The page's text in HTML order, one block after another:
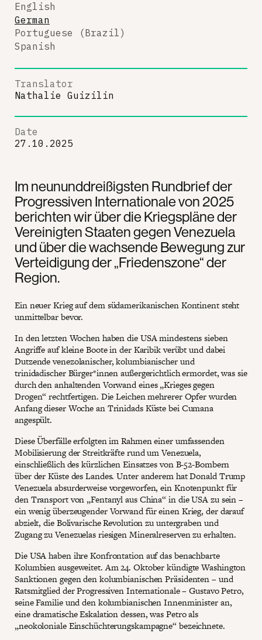
Im neununddreißigsten Rundbrief der
Progressiven Internationale von 2025
berichten wir über die Kriegspläne der
Vereinigten Staaten gegen Venezuela
und über die wachsende Bewegung zur
Verteidigung der „Friedenszone“ der
Region.
Ein neuer Krieg auf dem südamerikanischen Kontinent steht
unmittelbar bevor.
In den letzten Wochen haben die USA mindestens sieben
Angriffe auf kleine Boote in der Karibik verübt und dabei
Dutzende venezolanischer, kolumbianischer und
trinidadischer Bürger*innen außergerichtlich ermordet, was sie
durch den anhaltenden Vorwand eines „Krieges gegen
Drogen“ rechtfertigen. Die Leichen mehrerer Opfer wurden
Anfang dieser Woche an Trinidads Küste bei Cumana
angespült.
Diese Überfälle erfolgten im Rahmen einer umfassenden
Mobilisierung der Streitkräfte rund um Venezuela,
einschließlich des kürzlichen Einsatzes von B-52-Bombern
über der Küste des Landes. Unter anderem hat Donald Trump
Venezuela absurderweise vorgeworfen, ein Knotenpunkt für
den Transport von „Fentanyl aus China“ in die USA zu sein –
ein wenig überzeugender Vorwand für einen Krieg, der darauf
abzielt, die Bolivarische Revolution zu untergraben und
Zugang zu Venezuelas riesigen Mineralreserven zu erhalten.
Die USA haben ihre Konfrontation auf das benachbarte
Kolumbien ausgeweitet. Am 24. Oktober kündigte Washington
Sanktionen gegen den kolumbianischen Präsidenten – und
Ratsmitglied der Progressiven Internationale – Gustavo Petro,
seine Familie und den kolumbianischen Innenminister an,
eine dramatische Eskalation dessen, was Petro als
„neokoloniale Einschüchterungskampagne“ bezeichnete.
English
German
Portuguese (Brazil)
Spanish
Translator
Nathalie Guizilin
Date
27.10.2025